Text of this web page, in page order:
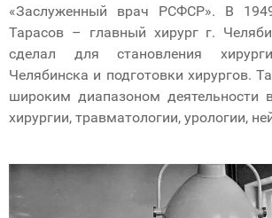
«Заслуженный врач РСФСР». В
Тарасов – главный хирург г.
сделал для становления
Челябинска и подготовки хирургов.
широким диапазоном деятельности
хирургии, травматологии, урологии,